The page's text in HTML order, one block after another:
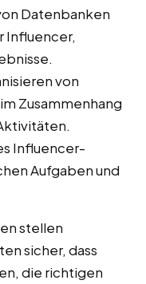
Datenbanken
Influencer,
von
Zusammenhang
Influencer-
Aufgaben und
stellen
sicher, dass
die richtigen